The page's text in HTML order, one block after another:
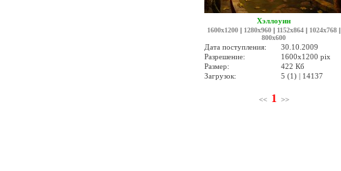
Хэллоуин
1600x1200| 1280x960| 1152x864| 1024x768|
800x600
Дата поступления:
30.10.2009
Разрешение:
1600x1200 pix
Размер:
422 Кб
Загрузок:
5 (1) | 14137
<< 1 >>